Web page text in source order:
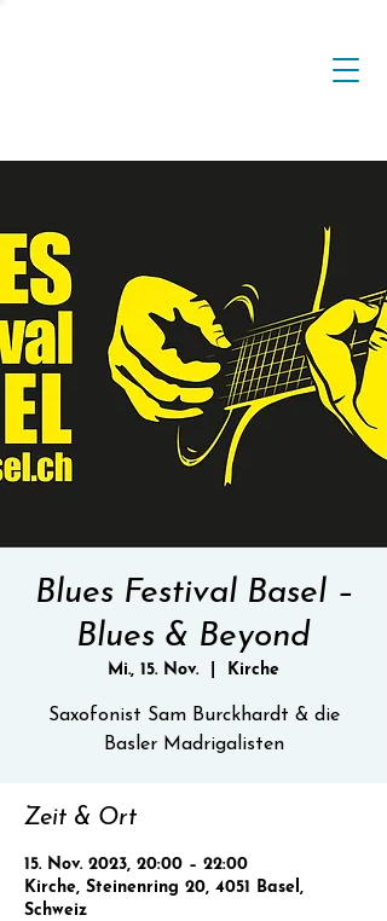
Blues Festival Basel –
Blues & Beyond
Mi., 15. Nov. Kirche
Saxofonist Sam Burckhardt & die
Basler Madrigalisten
Zeit & Ort
15. Nov. 2023, 20:00 – 22:00
Kirche, Steinenring 20, 4051 Basel,
Schweiz